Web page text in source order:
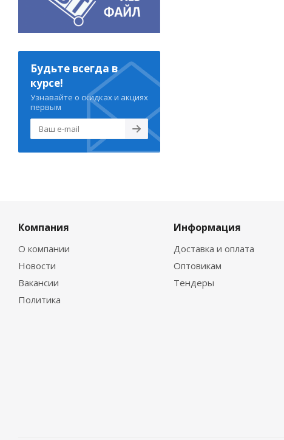
Будьте всегда в
курсе!
Узнавайте о скидках и акциях
первым
Компания
О компании
Новости
Вакансии
Политика
Информация
Доставка и оплата
Оптовикам
Тендеры